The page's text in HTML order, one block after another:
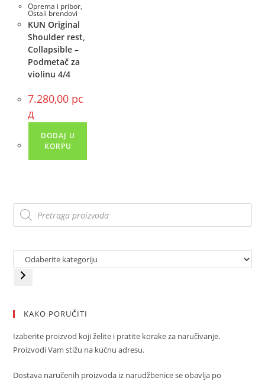
Oprema i pribor,
Ostali brendovi
KUN Original
Shoulder rest,
Collapsible –
Podmetač za
violinu 4/4
7.280,00 рс
д
DODAJ U
KORPU
KAKO PORUČITI
Izaberite proizvod koji želite i pratite korake za naručivanje.
Proizvodi Vam stižu na kućnu adresu.
Dostava naručenih proizvoda iz narudžbenice se obavlja po